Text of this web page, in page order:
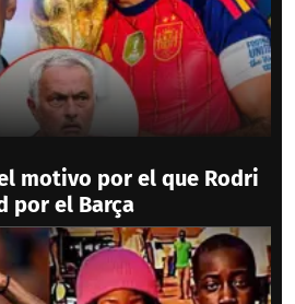
motivo por el que Rodri
por el Barça